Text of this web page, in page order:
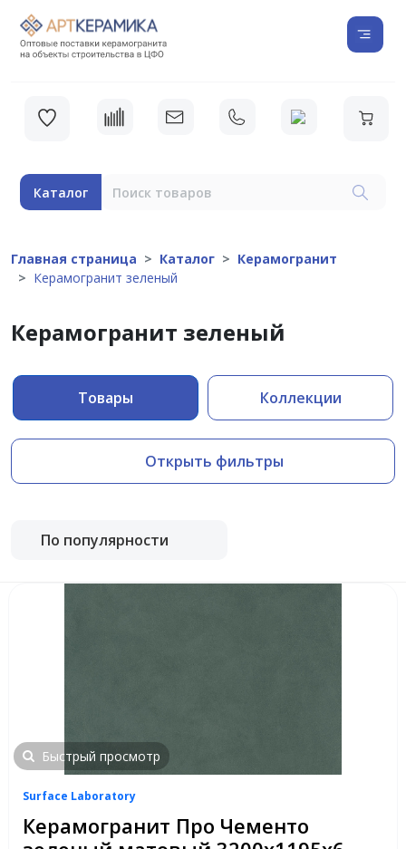
Каталог
Главная страница Каталог
Керамогранит
Керамогранит зеленый
Керамогранит зеленый
Товары Коллекции
Открыть фильтры
По популярности
Быстрый просмотр
Surface Laboratory
Керамогранит Про Чементо